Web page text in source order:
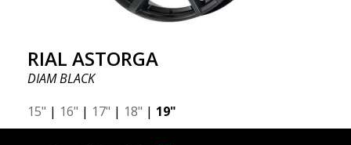
RIAL ASTORGA
DIAM BLACK
15" | 16" | 17" | 18" | 19"